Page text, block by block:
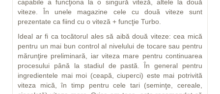
capabile a funcţiona la o singură viteză, altele la două
viteze. În unele magazine cele cu două viteze sunt
prezentate ca fiind cu o viteză + funcţie Turbo.
Ideal ar fi ca tocătorul ales să aibă două viteze: cea mică
pentru un mai bun control al nivelului de tocare sau pentru
mărunţire preliminară, iar viteza mare pentru continuarea
procesului până la stadiul de pastă. În general pentru
ingredientele mai moi (ceapă, ciuperci) este mai potrivită
viteza mică, în timp pentru cele tari (seminţe, cereale,